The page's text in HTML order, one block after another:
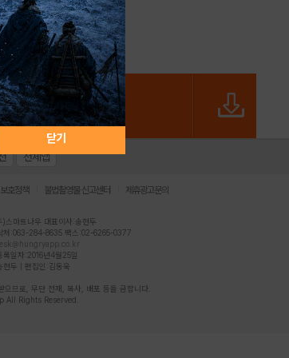
회원가입
닫기
전체앱
호정책 불법촬영물 신고센터 제휴광고문의
)스마트나우 대표이사:송현두
처:063-284-8635 팩스:02-6265-0377
일자:2016년4월25일
현두 | 편집인:김동욱
으므로, 무단 전재, 복사, 배포 등을 금합니다.
Rights Reserved.